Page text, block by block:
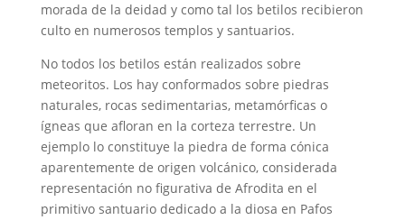
morada de la deidad y como tal los betilos recibieron
culto en numerosos templos y santuarios.
No todos los betilos están realizados sobre
meteoritos. Los hay conformados sobre piedras
naturales, rocas sedimentarias, metamórficas o
ígneas que afloran en la corteza terrestre. Un
ejemplo lo constituye la piedra de forma cónica
aparentemente de origen volcánico, considerada
representación no figurativa de Afrodita en el
primitivo santuario dedicado a la diosa en Pafos